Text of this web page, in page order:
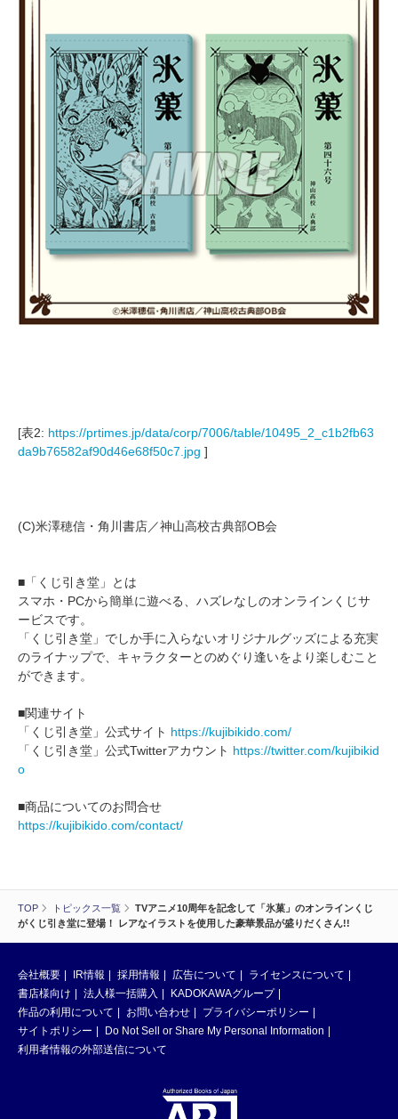
TOP トピックス一覧
TVアニメ10周年を記念して「氷菓」のオンラインくじ
がくじ引き堂に登場！ レアなイラストを使用した豪華景品が盛りだくさん!!
[表2: https://prtimes.jp/data/corp/7006/table/10495_2_c1b2fb63
da9b76582af90d46e68f50c7.jpg ]
(C)米澤穂信・角川書店／神山高校古典部OB会
■「くじ引き堂」とは
スマホ・PCから簡単に遊べる、ハズレなしのオンラインくじサ
ービスです。
「くじ引き堂」でしか手に入らないオリジナルグッズによる充実
のライナップで、キャラクターとのめぐり逢いをより楽しむこと
ができます。
■関連サイト
「くじ引き堂」公式サイト https://kujibikido.com/
「くじ引き堂」公式Twitterアカウント https://twitter.com/kujibikid
o
■商品についてのお問合せ
https://kujibikido.com/contact/
会社概要 IR情報 採用情報 広告について
ライセンスについて
書店様向け
法人様一括購入
KADOKAWAグループ
作品の利用について
お問い合わせ
プライバシーポリシー
サイトポリシー
Do Not Sell or Share My Personal Information
利用者情報の外部送信について